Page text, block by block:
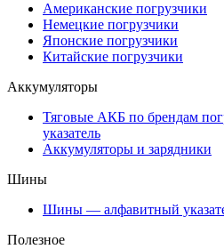
Американские погрузчики
Немецкие погрузчики
Японские погрузчики
Китайские погрузчики
Аккумуляторы
Тяговые АКБ по брендам
указатель
Аккумуляторы и зарядники
Шины
Шины — алфавитный
Полезное